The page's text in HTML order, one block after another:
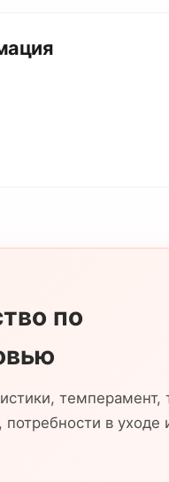
по
темперамент,
в уходе